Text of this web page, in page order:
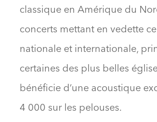
classique en Amérique du
concerts mettant en vedette
nationale et internationale,
certaines des plus belles
bénéficie d’une acoustique
4 000 sur les pelouses.